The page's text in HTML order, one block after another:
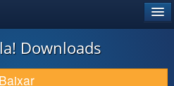
Downloads
Baixar